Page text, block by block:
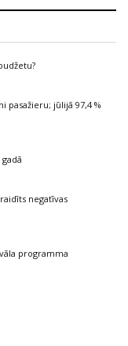
pasažieru; jūlijā 97,4 %
negatīvas
programma